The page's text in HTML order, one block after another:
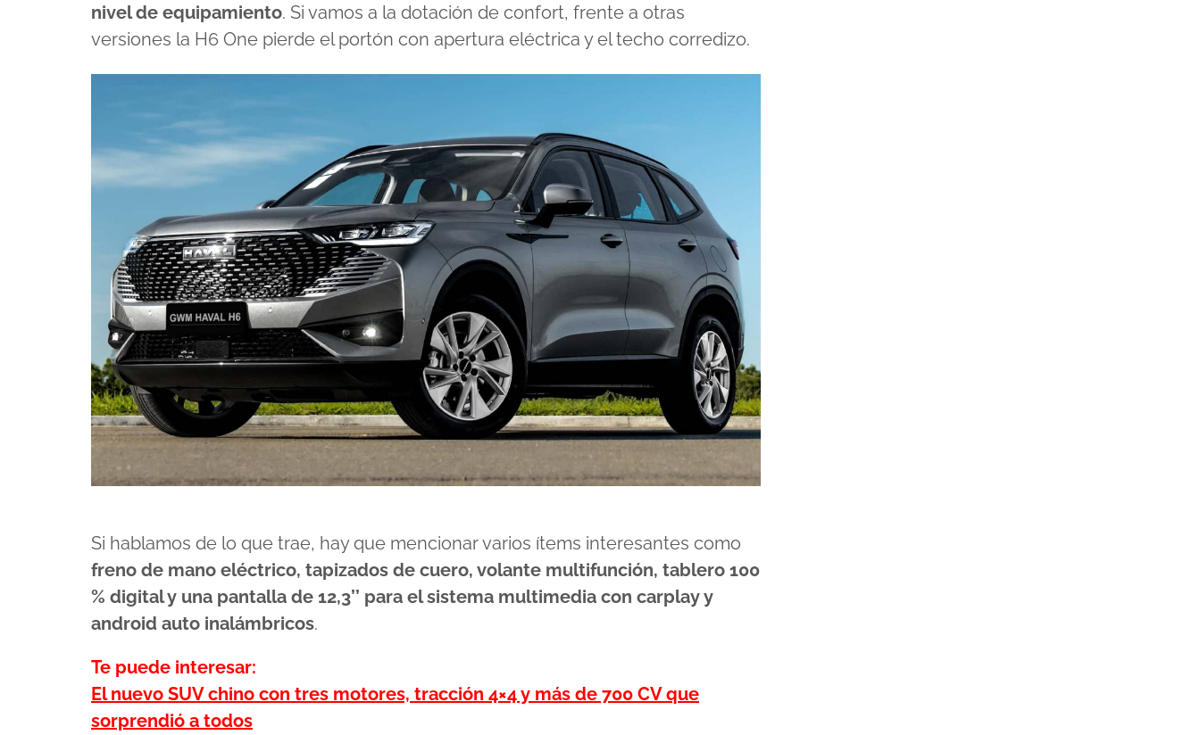
nivel de equipamiento. Si vamos a la dotación de confort, frente a otras
versiones la H6 One pierde el portón con apertura eléctrica y el techo corredizo.
Si hablamos de lo que trae, hay que mencionar varios ítems interesantes como
freno de mano eléctrico, tapizados de cuero, volante multifunción, tablero 100
% digital y una pantalla de 12,3’’ para el sistema multimedia con carplay y
android auto inalámbricos.
Te puede interesar:
El nuevo SUV chino con tres motores, tracción 4×4 y más de 700 CV que
sorprendió a todos